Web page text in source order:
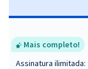
Mais completo!
Assinatura